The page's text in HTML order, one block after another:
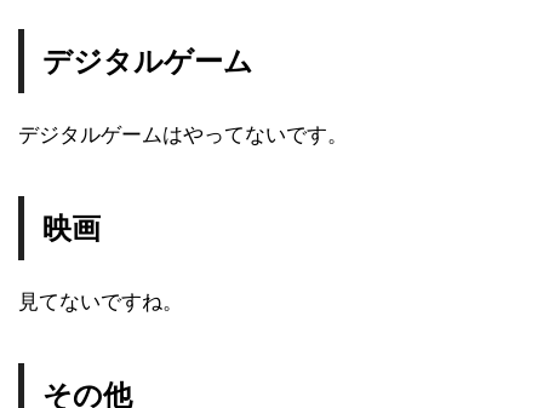
デジタルゲーム
デジタルゲームはやってないです。
映画
見てないですね。
その他